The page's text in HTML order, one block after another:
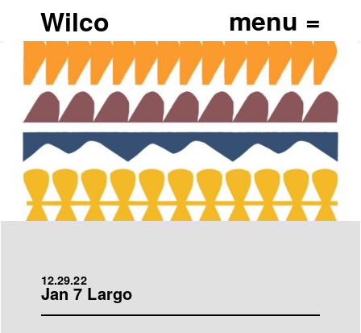
Wilco
12.29.22
Jan 7 Largo